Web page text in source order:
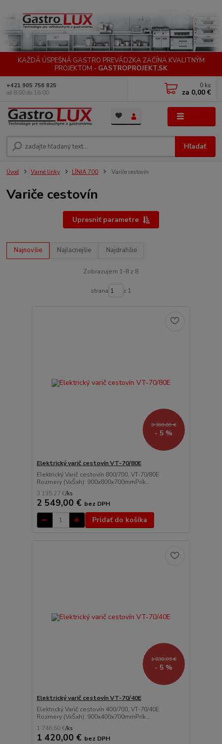
KAŽDÁ ÚSPEŠNÁ GASTRO PREVÁDZKA ZAČÍNA KVALITNÝM
PROJEKTOM - GASTROPROJEKT.SK
Hľadať
+421 905 756 825
od 8:00 do 16:00
0 ks
za 0,00 €
Úvod Varné linky LÍNIA 700 Variče cestovín
Variče cestovín
Upresniť parametre
Najnovšie Najlacnejšie Najdrahšie
Zobrazujem 1-8 z 8
strana z 1
3 300,09 €
- 5 %
Elektrický varič cestovín VT-70/80E
Elektrický Varič cestovín 800/700, VT-70/80E
Rozmery (VxŠxh): 900x800x700mmPrík...
3 135,27 €/ks
2 549,00 € bez DPH
Pridať do košíka
1 838,85 €
- 5 %
Elektrický varič cestovín VT-70/40E
Elektrický Varič cestovín 400/700, VT-70/40E
Rozmery (VxŠxh): 900x400x700mmPrík...
1 746,60 €/ks
1 420,00 € bez DPH